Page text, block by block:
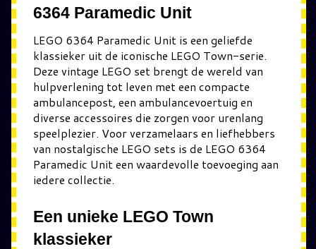
6364 Paramedic Unit
LEGO 6364 Paramedic Unit is een geliefde
klassieker uit de iconische LEGO Town-serie.
Deze vintage LEGO set brengt de wereld van
hulpverlening tot leven met een compacte
ambulancepost, een ambulancevoertuig en
diverse accessoires die zorgen voor urenlang
speelplezier. Voor verzamelaars en liefhebbers
van nostalgische LEGO sets is de LEGO 6364
Paramedic Unit een waardevolle toevoeging aan
iedere collectie.
Een unieke LEGO Town
klassieker